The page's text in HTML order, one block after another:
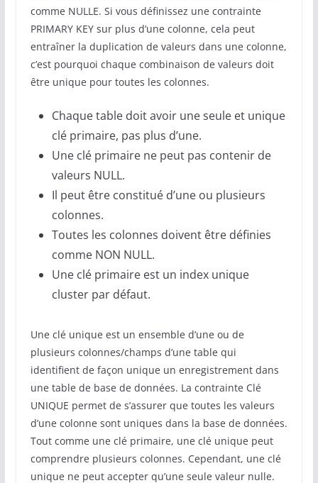
comme NULLE. Si vous définissez une contrainte
PRIMARY KEY sur plus d’une colonne, cela peut
entraîner la duplication de valeurs dans une colonne,
c’est pourquoi chaque combinaison de valeurs doit
être unique pour toutes les colonnes.
Chaque table doit avoir une seule et unique
clé primaire, pas plus d’une.
Une clé primaire ne peut pas contenir de
valeurs NULL.
Il peut être constitué d’une ou plusieurs
colonnes.
Toutes les colonnes doivent être définies
comme NON NULL.
Une clé primaire est un index unique
cluster par défaut.
Une clé unique est un ensemble d’une ou de
plusieurs colonnes/champs d’une table qui
identifient de façon unique un enregistrement dans
une table de base de données. La contrainte Clé
UNIQUE permet de s’assurer que toutes les valeurs
d’une colonne sont uniques dans la base de données.
Tout comme une clé primaire, une clé unique peut
comprendre plusieurs colonnes. Cependant, une clé
unique ne peut accepter qu’une seule valeur nulle.